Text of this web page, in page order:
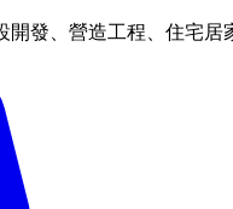
開發、營造工程、住宅居